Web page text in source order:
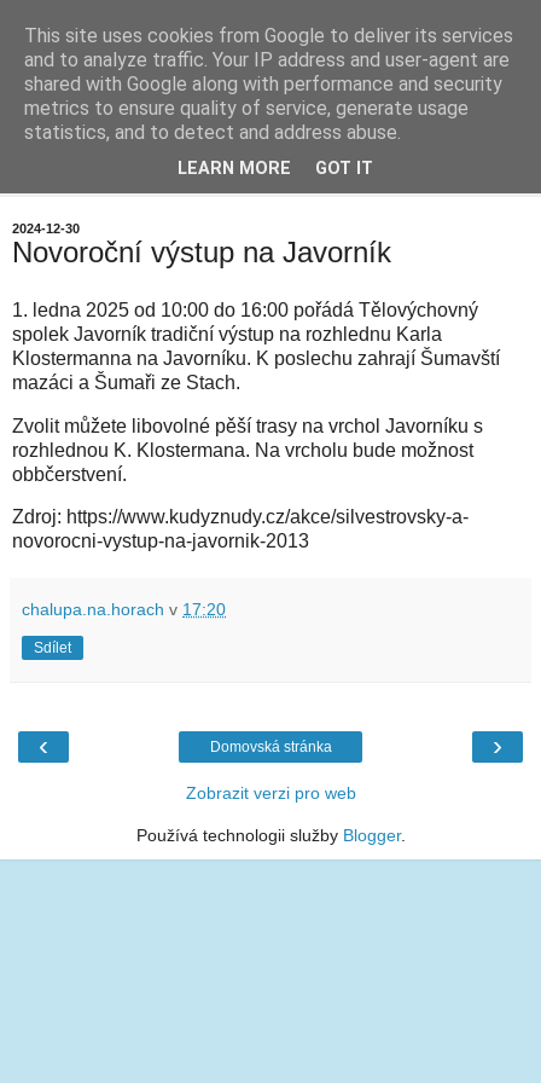
Chalupa na horách
2024-12-30
Novoroční výstup na Javorník
1. ledna 2025 od 10:00 do 16:00 pořádá Tělovýchovný
spolek Javorník tradiční výstup na rozhlednu Karla
Klostermanna na Javorníku. K poslechu zahrají Šumavští
mazáci a Šumaři ze Stach.
Zvolit můžete libovolné pěší trasy na vrchol Javorníku s
rozhlednou K. Klostermana. Na vrcholu bude možnost
obbčerstvení.
Zdroj: https://www.kudyznudy.cz/akce/silvestrovsky-a-
novorocni-vystup-na-javornik-2013
chalupa.na.horach v 17:20
Sdílet
‹ ›
Domovská stránka
Zobrazit verzi pro web
Používá technologii služby Blogger.
This site uses cookies from Google to deliver its services
and to analyze traffic. Your IP address and user-agent are
shared with Google along with performance and security
metrics to ensure quality of service, generate usage
statistics, and to detect and address abuse.
LEARN MORE GOT IT